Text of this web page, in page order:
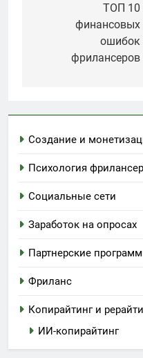
Создание и
Психология
Социальные сети
Заработок на опросах
Партнерские
Фриланс
Копирайтинг и
ИИ-копирайтинг
записям
ТОП 10
финансовых
ошибок
фрилансеров